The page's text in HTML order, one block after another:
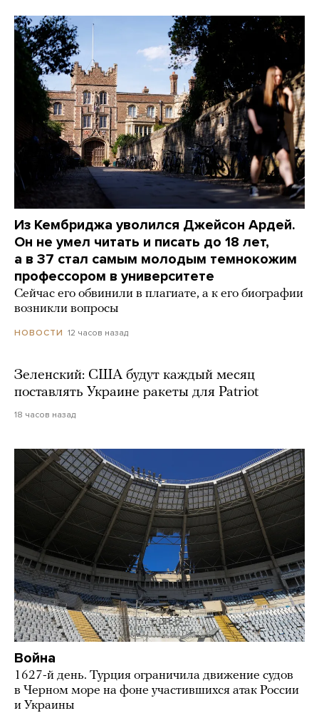
Из Кембриджа уволился Джейсон Ардей.
Он не умел читать и писать до 18 лет,
а в 37 стал самым молодым темнокожим
профессором в университете
Сейчас его обвинили в плагиате, а к его биографии
возникли вопросы
НОВОСТИ 12 часов назад
Зеленский: США будут каждый месяц
поставлять Украине ракеты для Patriot
18 часов назад
Война
1627-й день. Турция ограничила движение судов
в Черном море на фоне участившихся атак России
и Украины